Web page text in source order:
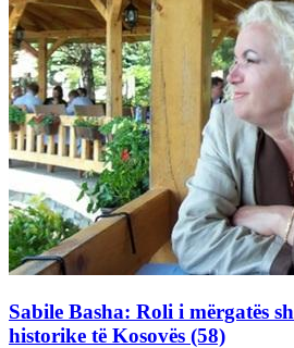
Sabile Basha: Roli i mërgatës
historike të Kosovës (58)